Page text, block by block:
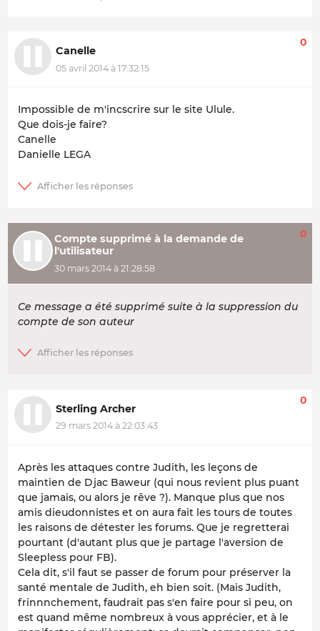
Canelle
05 avril 2014 à 17:32:15
0
Impossible de m'incscrire sur le site Ulule.
Que dois-je faire?
Canelle
Danielle LEGA
Compte supprimé à la demande de
l'utilisateur
30 mars 2014 à 21:28:58
0
Ce message a été supprimé suite à la suppression du
compte de son auteur
Sterling Archer
29 mars 2014 à 22:03:43
0
Après les attaques contre Judith, les leçons de
maintien de Djac Baweur (qui nous revient plus puant
que jamais, ou alors je rêve ?). Manque plus que nos
amis dieudonnistes et on aura fait les tours de toutes
les raisons de détester les forums. Que je regretterai
pourtant (d'autant plus que je partage l'aversion de
Sleepless pour FB).
Cela dit, s'il faut se passer de forum pour préserver la
santé mentale de Judith, eh bien soit. (Mais Judith,
frinnnchement, faudrait pas s'en faire pour si peu, on
est quand même nombreux à vous apprécier, et à le